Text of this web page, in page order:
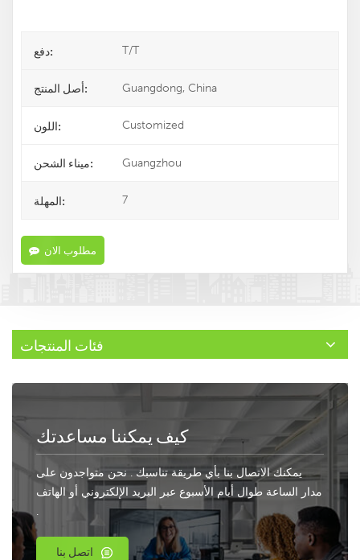
دفع: T/T
أصل المنتج: Guangdong, China
اللون: Customized
ميناء الشحن: Guangzhou
المهلة: 7
مطلوب الان
فئات المنتجات
كيف يمكننا مساعدتك
يمكنك الاتصال بنا بأي طريقة تناسبك . نحن متواجدون على
مدار الساعة طوال أيام الأسبوع عبر البريد الإلكتروني أو الهاتف
اتصل بنا